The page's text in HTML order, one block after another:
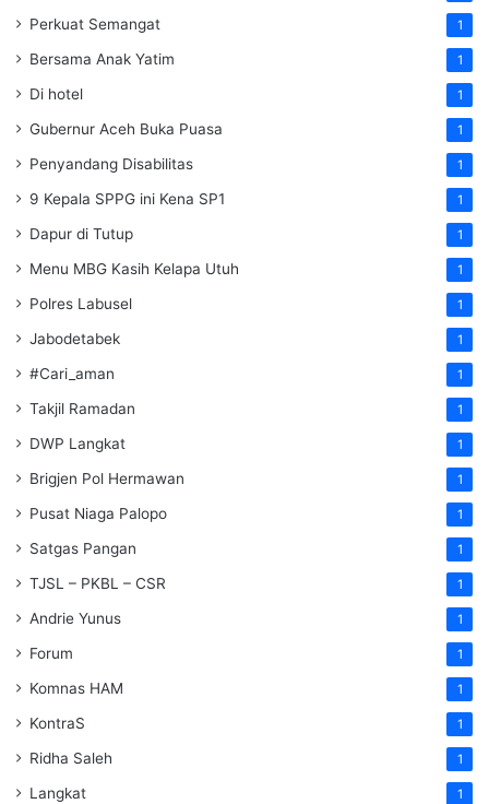
Perkuat Semangat 1
Bersama Anak Yatim 1
Di hotel 1
Gubernur Aceh Buka Puasa 1
Penyandang Disabilitas 1
9 Kepala SPPG ini Kena SP1 1
Dapur di Tutup 1
Menu MBG Kasih Kelapa Utuh 1
Polres Labusel 1
Jabodetabek 1
#Cari_aman 1
Takjil Ramadan 1
DWP Langkat 1
Brigjen Pol Hermawan 1
Pusat Niaga Palopo 1
Satgas Pangan 1
TJSL – PKBL – CSR 1
Andrie Yunus 1
Forum 1
Komnas HAM 1
KontraS 1
Ridha Saleh 1
Langkat 1